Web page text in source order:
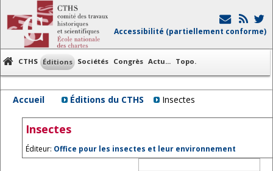
Accessibilité (partiellement conforme)
CTHS Éditions Sociétés Congrès Actu... Topo.
Accueil Éditions du CTHS Insectes
Insectes
Éditeur: Office pour les insectes et leur environnement